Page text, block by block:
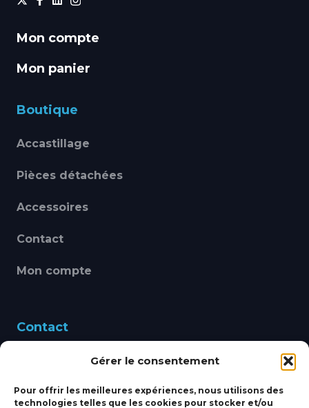
Gérer le consentement
Pour offrir les meilleures expériences, nous utilisons des
technologies telles que les cookies pour stocker et/ou
Mon compte
Mon panier
Boutique
Accastillage
Pièces détachées
Accessoires
Contact
Mon compte
Contact
460 Avenue Alain Le